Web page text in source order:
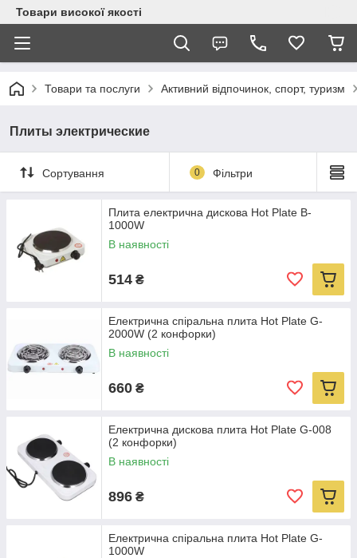
Товари високої якості
Товари та послуги Активний відпочинок, спорт, туризм
Плиты электрические
Сортування 0 Фільтри
Плита електрична дискова Hot Plate B-
1000W
В наявності
514 ₴
Електрична спіральна плита Hot Plate G-
2000W (2 конфорки)
В наявності
660 ₴
Електрична дискова плита Hot Plate G-008
(2 конфорки)
В наявності
896 ₴
Електрична спіральна плита Hot Plate G-
1000W